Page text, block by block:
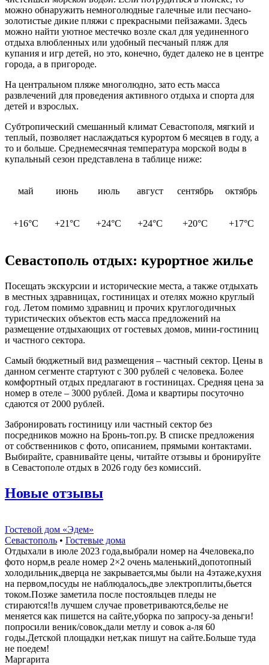
можно обнаружить немноголюдные галечные или песчано-
золотистые дикие пляжи с прекрасными пейзажами. Здесь
можно найти уютное местечко возле скал для уединенного
отдыха влюбленных или удобный песчаный пляж для
купания и игр детей, но это, конечно, будет далеко не в центре
города, а в пригороде.
На центральном пляже многолюдно, зато есть масса
развлечений для проведения активного отдыха и спорта для
детей и взрослых.
Субтропический смешанный климат Севастополя, мягкий и
теплый, позволяет наслаждаться курортом 6 месяцев в году, а
то и больше. Среднемесячная температура морской воды в
купальный сезон представлена в таблице ниже:
май июнь июль август сентябрь октябрь
+16°C +21°C +24°C +24°C +20°C +17°C
Севастополь отдых: курортное жилье
Посещать экскурсии и исторические места, а также отдыхать
в местных здравницах, гостиницах и отелях можно круглый
год. Летом помимо здравниц и прочих круглогодичных
туристических объектов есть масса предложений на
размещение отдыхающих от гостевых домов, мини-гостиниц
и частного сектора.
Самый бюджетный вид размещения – частный сектор. Цены в
данном сегменте стартуют с 300 рублей с человека. Более
комфортный отдых предлагают в гостиницах. Средняя цена за
номер в отеле – 3000 рублей. Дома и квартиры посуточно
сдаются от 2000 рублей.
Забронировать гостиницу или частный сектор без
посредников можно на Бронь-топ.ру. В списке предложения
от собственников с фото, описанием, прямыми контактами.
Выбирайте, сравнивайте цены, читайте отзывы и бронируйте
в Севастополе отдых в 2026 году без комиссий.
Новые отзывы
Гостевой дом «Эдем»
Севастополь • Гостевые дома
Отдыхали в июле 2023 года,выбрали номер на 4человека,по
фото норм,в реале номер 2×2 очень маленький,допотопный
холодильник,дверца не закрывается,мы были на 4этаже,кухня
на первом,посуды не наблюдалось,две электроплиты,бьется
током.Позже заметила после постояльцев пледы не
стираются!!в лучшем случае проветриваются,белье не
меняется как пишется на сайте,уборка по запросу-за деньги!
попросили веник/совок,дали метлу и совок а-ля 60
годы.Детской площадки нет,как пишут на сайте.Больше туда
не поедем!
Маргарита